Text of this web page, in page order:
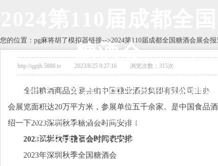
糖酒会
展会地点：成都市中国西部国际博览
城/世纪城新国际会展中心
联系电话：010-68360546
您的位置： pg麻将胡了模拟器链接-->2024第110届成都全国糖酒会展会报
http://qgtjh.5888.tv 2023/8/25 9:27:16 浏览次数：315次
全国糖酒商品交易会由中国糖业酒类集团有限公司主办
会展览面积达20万平方米，参展单位五千余家。是中国食品
绍一下2023深圳秋季糖酒会时间安排！
2023深圳秋季糖酒会时间表安排
2023年深圳秋季全国糖酒会